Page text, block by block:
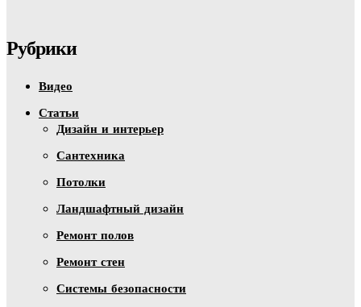
Рубрики
Видео
Статьи
Дизайн и интерьер
Сантехника
Потолки
Ландшафтный дизайн
Ремонт полов
Ремонт стен
Системы безопасности